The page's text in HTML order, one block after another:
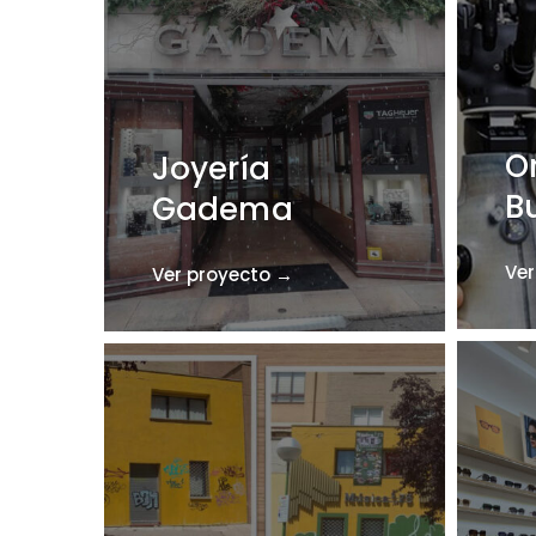
Joyería
Gadema
Ver proyecto →